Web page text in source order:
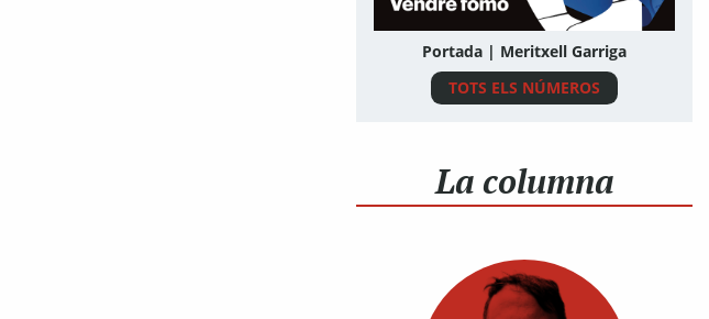
Portada | Meritxell Garriga
TOTS ELS NÚMEROS
La columna